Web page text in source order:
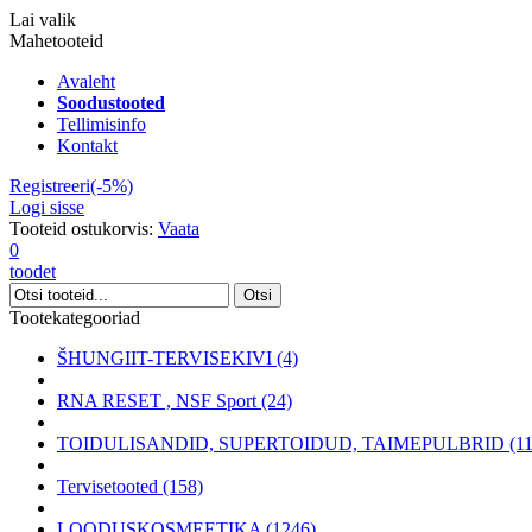
Lai valik
Mahetooteid
Avaleht
Soodustooted
Tellimisinfo
Kontakt
Registreeri(-5%)
Logi sisse
Tooteid ostukorvis: Vaata
0
toodet
Tootekategooriad
ŠHUNGIIT-TERVISEKIVI (4)
RNA RESET , NSF Sport (24)
TOIDULISANDID, SUPERTOIDUD, TAIMEPULBRID
Tervisetooted (158)